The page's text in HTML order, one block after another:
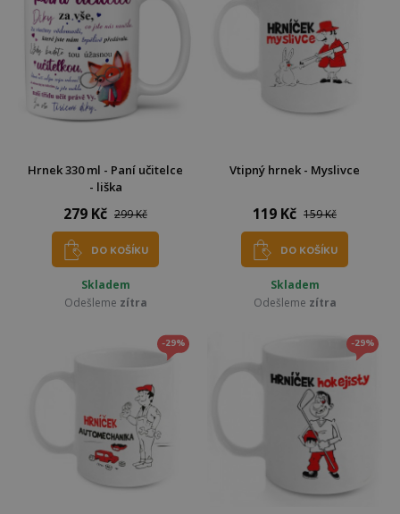
Hrnek 330 ml - Paní učitelce
- liška
279 Kč 299 Kč
DO KOŠÍKU
Skladem
Odešleme zítra
Vtipný hrnek - Myslivce
119 Kč 159 Kč
DO KOŠÍKU
Skladem
Odešleme zítra
-29% -29%